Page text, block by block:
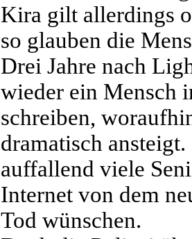
Kira gilt allerdings
so glauben die
Drei Jahre nach
wieder ein Mensch
schreiben,
dramatisch
auffallend viele
Internet von dem
Tod wünschen.